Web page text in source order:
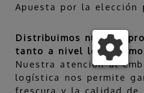
Apuesta por la elección
Distribuimos nuestro
tanto a nivel local
Nuestra atención al
logística nos permite
frescura y la calidad de